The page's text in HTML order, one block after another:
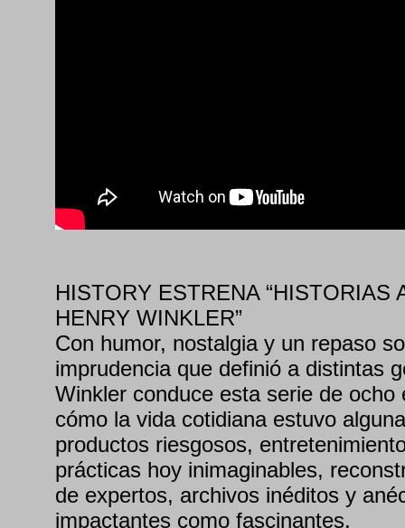
HISTORY ESTRENA “HISTORIAS
HENRY WINKLER”
Con humor, nostalgia y un repaso
imprudencia que definió a distintas
Winkler conduce esta serie de ocho
cómo la vida cotidiana estuvo
productos riesgosos,
prácticas hoy inimaginables,
de expertos, archivos inéditos y
impactantes como fascinantes.